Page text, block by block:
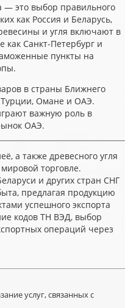
— это выбор правильного
как Россия и Беларусь,
и угля включают в
как Санкт-Петербург и
пункты на
в страны Ближнего
Омане и ОАЭ.
важную роль в
ОАЭ.
а также древесного угля
торговле.
и других стран СНГ
предлагая продукцию
успешного экспорта
кодов ТН ВЭД, выбор
операций через
услуг, связанных с